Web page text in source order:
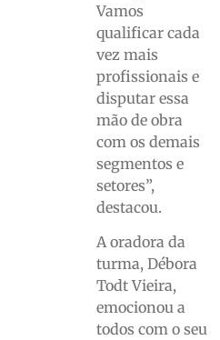
Vamos
qualificar cada
vez mais
profissionais e
disputar essa
mão de obra
com os demais
segmentos e
setores”,
destacou.
A oradora da
turma, Débora
Todt Vieira,
emocionou a
todos com o seu